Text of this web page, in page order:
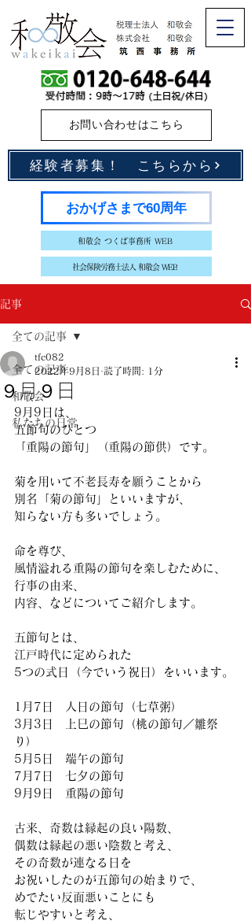
和敬会 つくば事務所 WEB
社会保険労務士法人 和敬会 WEB
お問い合わせはこちら
経験者募集！ こちらから
おかげさまで60周年
記事
全ての記事
和敬会
私たちの日常
全ての記事
９月９日
tfc082
2022年9月8日 読了時間: 1分
9月9日は、
五節句のひとつ
「重陽の節句」（重陽の節供）です。
菊を用いて不老長寿を願うことから
別名「菊の節句」といいますが、
知らない方も多いでしょう。
命を尊び、
風情溢れる重陽の節句を楽しむために、
行事の由来、
内容、などについてご紹介します。
五節句とは、
江戸時代に定められた
5つの式日（今でいう祝日）をいいます。
1月7日　人日の節句（七草粥）
3月3日　上巳の節句（桃の節句／雛祭
り）
5月5日　端午の節句
7月7日　七夕の節句
9月9日　重陽の節句
古来、奇数は縁起の良い陽数、
偶数は縁起の悪い陰数と考え、
その奇数が連なる日を
お祝いしたのが五節句の始まりで、
めでたい反面悪いことにも
転じやすいと考え、